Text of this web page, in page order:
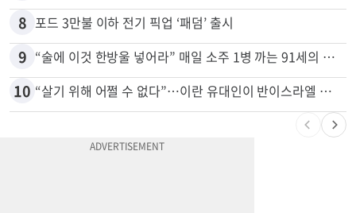
8 포드 3만불 이하 전기 픽업 ‘패덤’ 출시
9 “술에 이것 한방울 넣어라” 매일 소주 1병 까는 91세의 철칙
10 “살기 위해 어쩔 수 없다”…이란 유대인이 반이스라엘 외치는 까닭